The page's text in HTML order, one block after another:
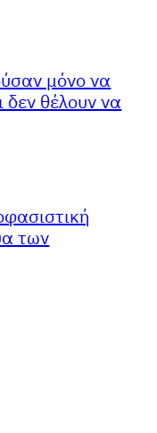
μόνο να
δεν θέλουν να
των